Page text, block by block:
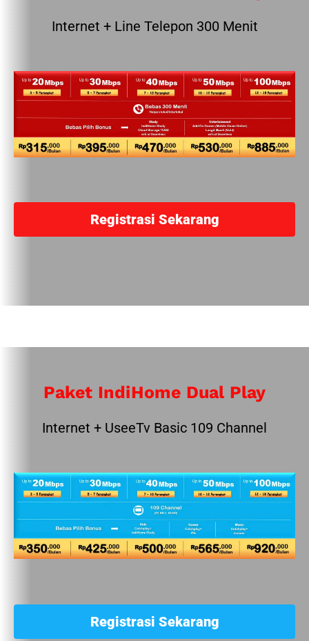
Internet + Line Telepon 300 Menit
Registrasi Sekarang
Paket IndiHome Dual Play
Internet + UseeTv Basic 109 Channel
Registrasi Sekarang